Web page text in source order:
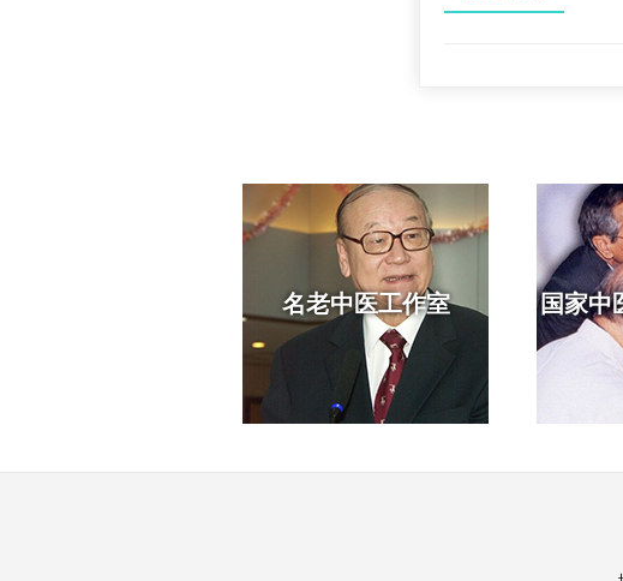
名老中医工作室 国家中